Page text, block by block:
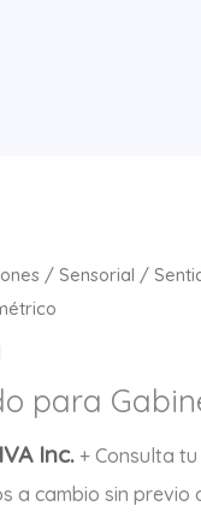
/ Sensorial /
para
IVA Inc. + Consulta
a cambio sin previo